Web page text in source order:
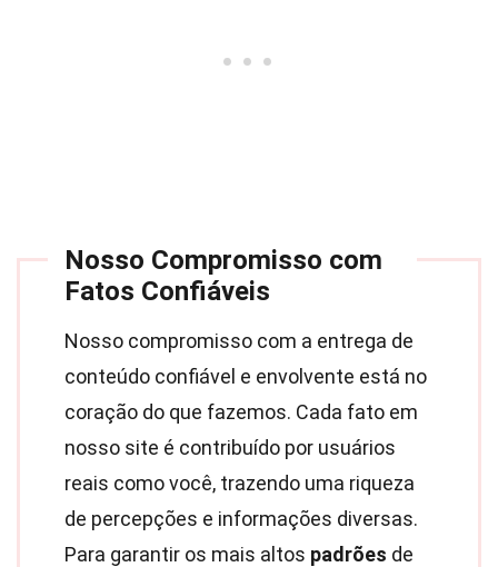
Nosso Compromisso com
Fatos Confiáveis
Nosso compromisso com a entrega de
conteúdo confiável e envolvente está no
coração do que fazemos. Cada fato em
nosso site é contribuído por usuários
reais como você, trazendo uma riqueza
de percepções e informações diversas.
Para garantir os mais altos padrões de